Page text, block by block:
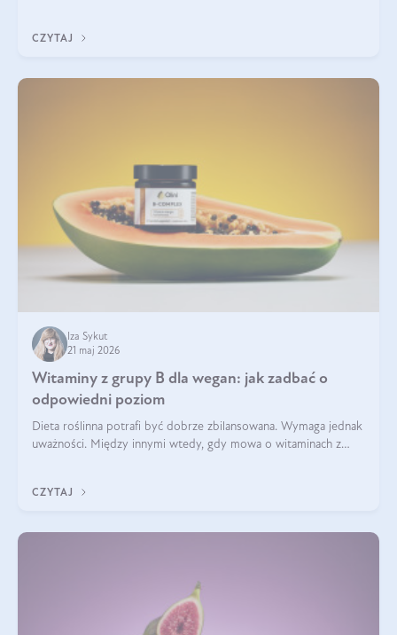
CZYTAJ
Iza Sykut
21 maj 2026
Witaminy z grupy B dla wegan: jak zadbać o
odpowiedni poziom
Dieta roślinna potrafi być dobrze zbilansowana. Wymaga jednak
uważności. Między innymi wtedy, gdy mowa o witaminach z
CZYTAJ